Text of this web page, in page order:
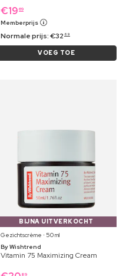
€19 69
Memberprijs
Normale prijs:€32 69
VOEG TOE
BIJNA UITVERKOCHT
Gezichtscrème ⋅ 50 ml
By Wishtrend
Vitamin 75 Maximizing Cream
89